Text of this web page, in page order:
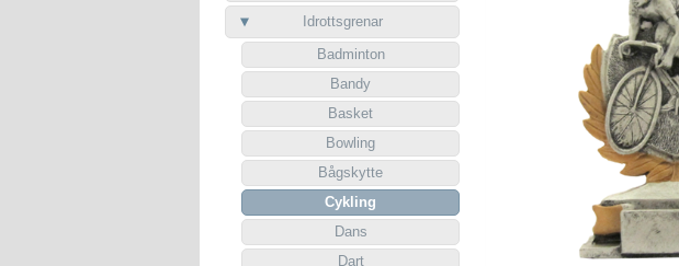
Idrottsgrenar
Badminton
Bandy
Basket
Bowling
Bågskytte
Cykling
Dans
Dart